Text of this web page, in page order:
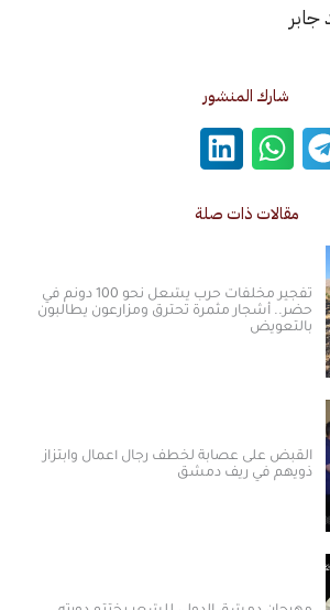
ذات صلة
تفجير مخلفات حرب يشعل نحو 100 دونم في
مثمرة تحترق ومزارعون يطالبون
عصابة لخطف رجال أعمال وابتزاز
ريف دمشق